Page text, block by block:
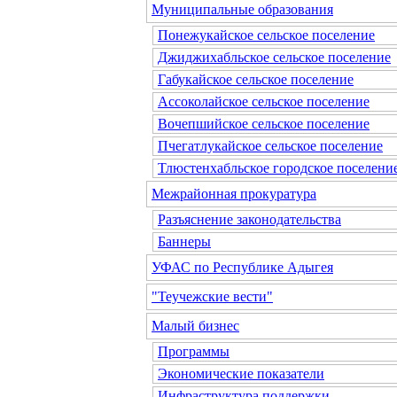
Муниципальные образования
Понежукайское сельское поселение
Джиджихабльское сельское поселение
Габукайское сельское поселение
Ассоколайское сельское поселение
Вочепшийское сельское поселение
Пчегатлукайское сельское поселение
Тлюстенхабльское городское
Межрайонная прокуратура
Разъяснение законодательства
Баннеры
УФАС по Республике Адыгея
"Теучежские вести"
Малый бизнес
Программы
Экономические показатели